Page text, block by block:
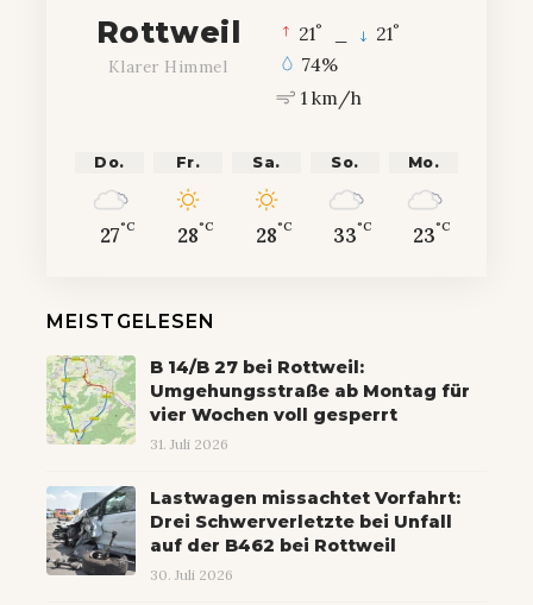
Rottweil
Klarer Himmel
21° 21°
74%
1 km/h
Do.
27°C
Fr.
28°C
Sa.
28°C
So.
33°C
Mo.
23°C
MEISTGELESEN
B 14/B 27 bei Rottweil:
Umgehungsstraße ab Montag für
vier Wochen voll gesperrt
31. Juli 2026
Lastwagen missachtet Vorfahrt:
Drei Schwerverletzte bei Unfall
auf der B462 bei Rottweil
30. Juli 2026